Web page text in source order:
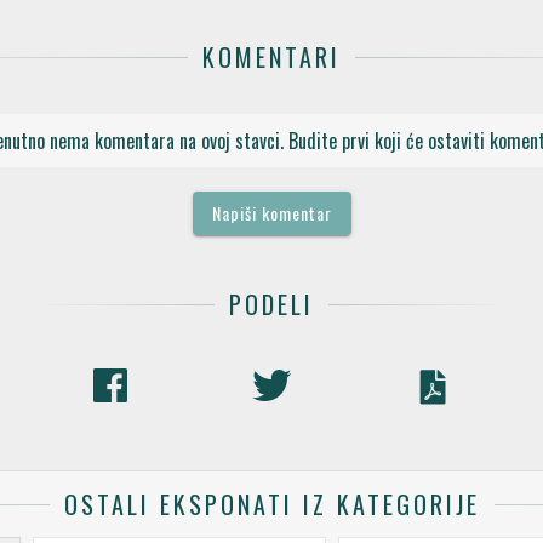
KOMENTARI
nema komentara na ovoj stavci. Budite prvi koji će ostaviti
Napiši komentar
PODELI
OSTALI EKSPONATI IZ KATEGORIJE